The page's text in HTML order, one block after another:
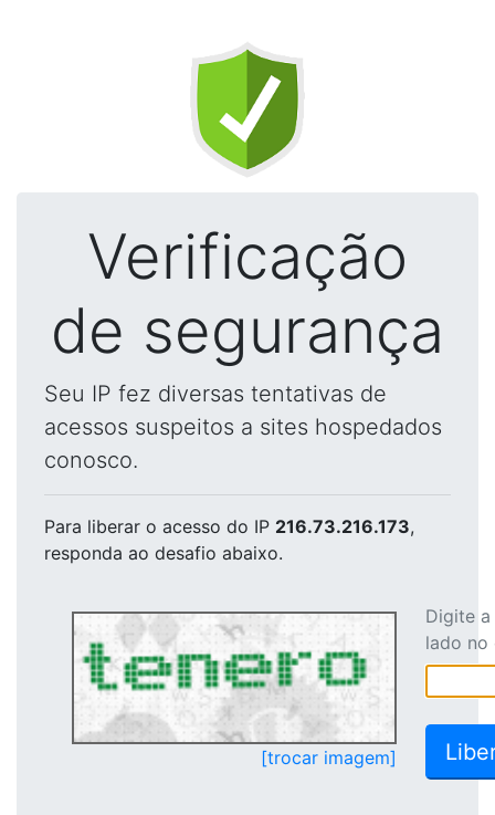
Verificação
de segurança
Seu IP fez diversas tentativas de
acessos suspeitos a sites hospedados
conosco.
Para liberar o acesso do IP 216.73.216.173,
responda ao desafio abaixo.
[trocar imagem]
Digite
lado no